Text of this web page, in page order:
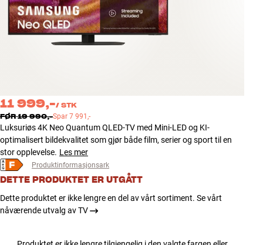
Tilbehør
INSPIRASJON
NYHETER
TILBUD
Finn Butikk
Kundeservice
Logg inn
Kundeservice
Bygg med lyd
11 999,-/ STK
FØR19 990,-Spar 7 991,-
Luksuriøs 4K Neo Quantum QLED-TV med Mini-LED og KI-
optimalisert bildekvalitet som gjør både film, serier og sport til en
stor opplevelse. Les mer
Produktinformasjonsark
DETTE PRODUKTET ER UTGÅTT
Dette produktet er ikke lengre en del av vårt sortiment. Se vårt
nåværende utvalg av TV